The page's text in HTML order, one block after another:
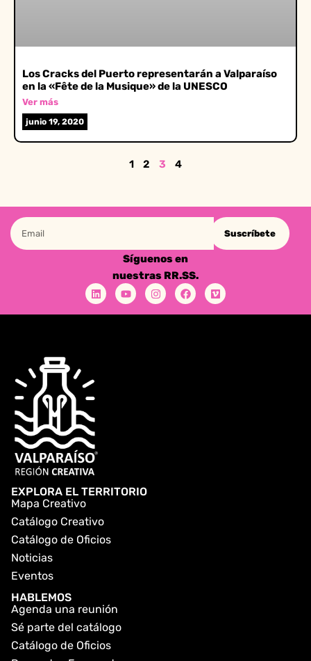
Los Cracks del Puerto representarán a Valparaíso
en la «Fête de la Musique» de la UNESCO
Ver más
junio 19, 2020
1 2 3 4
Suscríbete
Síguenos en
nuestras RR.SS.
EXPLORA EL TERRITORIO
Mapa Creativo
Catálogo Creativo
Catálogo de Oficios
Noticias
Eventos
HABLEMOS
Agenda una reunión
Sé parte del catálogo
Catálogo de Oficios